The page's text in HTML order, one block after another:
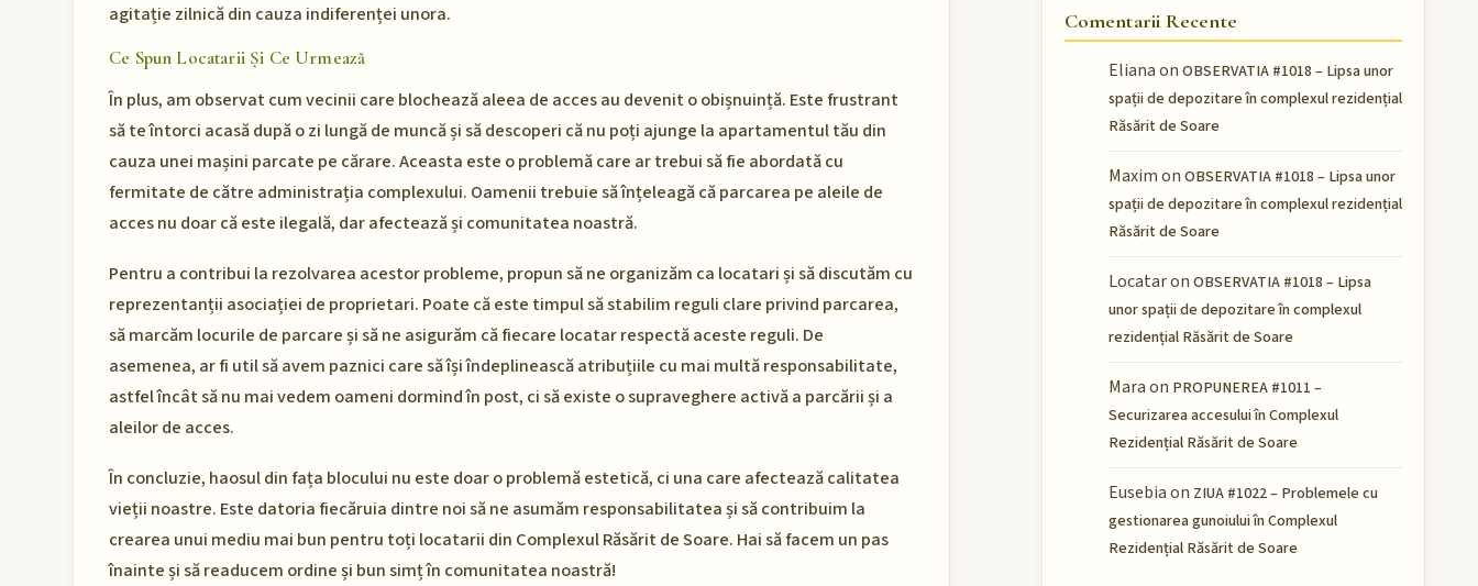
agitație zilnică din cauza indiferenței unora.
Ce Spun Locatarii Și Ce Urmează
În plus, am observat cum vecinii care blochează aleea de acces au devenit o obișnuință. Este frustrant
să te întorci acasă după o zi lungă de muncă și să descoperi că nu poți ajunge la apartamentul tău din
cauza unei mașini parcate pe cărare. Aceasta este o problemă care ar trebui să fie abordată cu
fermitate de către administrația complexului. Oamenii trebuie să înțeleagă că parcarea pe aleile de
acces nu doar că este ilegală, dar afectează și comunitatea noastră.
Pentru a contribui la rezolvarea acestor probleme, propun să ne organizăm ca locatari și să discutăm cu
reprezentanții asociației de proprietari. Poate că este timpul să stabilim reguli clare privind parcarea,
să marcăm locurile de parcare și să ne asigurăm că fiecare locatar respectă aceste reguli. De
asemenea, ar fi util să avem paznici care să își îndeplinească atribuțiile cu mai multă responsabilitate,
astfel încât să nu mai vedem oameni dormind în post, ci să existe o supraveghere activă a parcării și a
aleilor de acces.
În concluzie, haosul din fața blocului nu este doar o problemă estetică, ci una care afectează calitatea
vieții noastre. Este datoria fiecăruia dintre noi să ne asumăm responsabilitatea și să contribuim la
crearea unui mediu mai bun pentru toți locatarii din Complexul Răsărit de Soare. Hai să facem un pas
înainte și să readucem ordine și bun simț în comunitatea noastră!
Comentarii Recente
Elianaon OBSERVATIA #1018 – Lipsa unor
spații de depozitare în complexul rezidențial
Răsărit de Soare
Maximon OBSERVATIA #1018 – Lipsa unor
spații de depozitare în complexul rezidențial
Răsărit de Soare
Locataron OBSERVATIA #1018 – Lipsa
unor spații de depozitare în complexul
rezidențial Răsărit de Soare
Maraon PROPUNEREA #1011 –
Securizarea accesului în Complexul
Rezidențial Răsărit de Soare
Eusebiaon ZIUA #1022 – Problemele cu
gestionarea gunoiului în Complexul
Rezidențial Răsărit de Soare